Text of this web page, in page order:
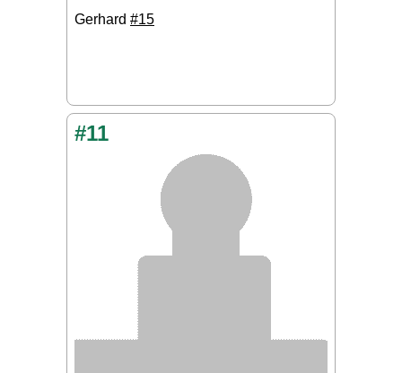
Gerhard #15
#11